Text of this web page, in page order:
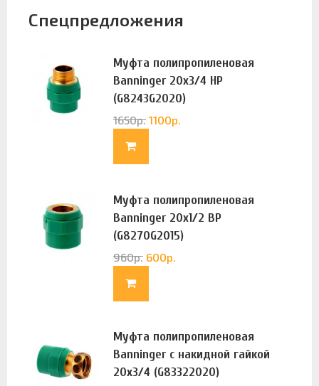
Спецпредложения
Муфта полипропиленовая
Banninger 20х3/4 НР
(G8243G2020)
1650р. 1100р.
Муфта полипропиленовая
Banninger 20х1/2 ВР
(G8270G2015)
960р. 600р.
Муфта полипропиленовая
Banninger с накидной гайкой
20х3/4 (G83322020)